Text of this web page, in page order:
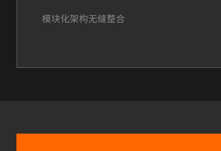
模块化架构无缝整合